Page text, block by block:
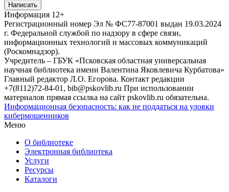
Написать
Информация 12+
Регистрационный номер Эл № ФС77-87001 выдан 19.03.2024
г. Федеральной службой по надзору в сфере связи,
информационных технологий и массовых коммуникаций
(Роскомнадзор).
Учредитель – ГБУК «Псковская областная универсальная
научная библиотека имени Валентина Яковлевича Курбатова»
Главный редактор Л.О. Егорова. Контакт редакции
+7(8112)72-84-01, bib@pskovlib.ru При использовании
материалов прямая ссылка на сайт pskovlib.ru обязательна.
Информационная безопасность: как не поддаться на уловки
кибермошенников
Меню
О библиотеке
Электронная библиотека
Услуги
Ресурсы
Каталоги